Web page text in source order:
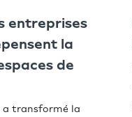
entreprises
la
de
a transformé la